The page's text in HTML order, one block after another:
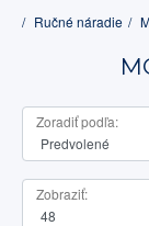
Ručné náradie
Zoradiť podľa:
Zobraziť: